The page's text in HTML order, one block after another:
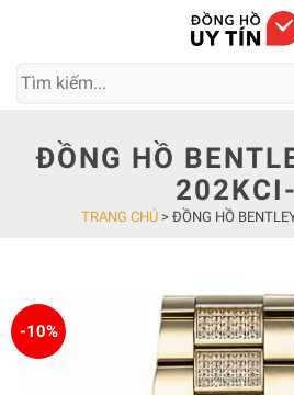
ĐỒNG HỒ
TRANG CHỦ > ĐỒNG HỒ
-10%